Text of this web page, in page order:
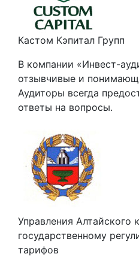
Кастом Кэпитал Групп
В компании «Инвест-
отзывчивые и
Аудиторы всегда
ответы на вопросы.
Управления Алтайского
государственному
тарифов